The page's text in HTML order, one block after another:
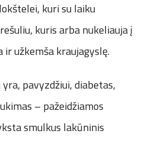
kuri su laiku
kuris arba nukeliauja į
ir užkemša kraujagyslę.
pavyzdžiui, diabetas,
– pažeidžiamos
smulkus lakūninis